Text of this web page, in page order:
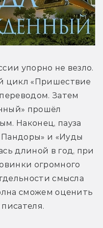
упорно не везло.
цикл «Пришествие
Затем
прошёл
Наконец, пауза
и «Иуды
длиной в год, при
огромного
смысла
сможем оценить